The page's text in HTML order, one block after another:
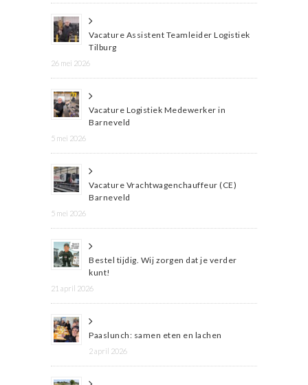
Vacature Assistent Teamleider Logistiek
Tilburg
26 mei 2026
Vacature Logistiek Medewerker in
Barneveld
5 mei 2026
Vacature Vrachtwagenchauffeur (CE)
Barneveld
5 mei 2026
Bestel tijdig. Wij zorgen dat je verder
kunt!
21 april 2026
Paaslunch: samen eten en lachen
2 april 2026